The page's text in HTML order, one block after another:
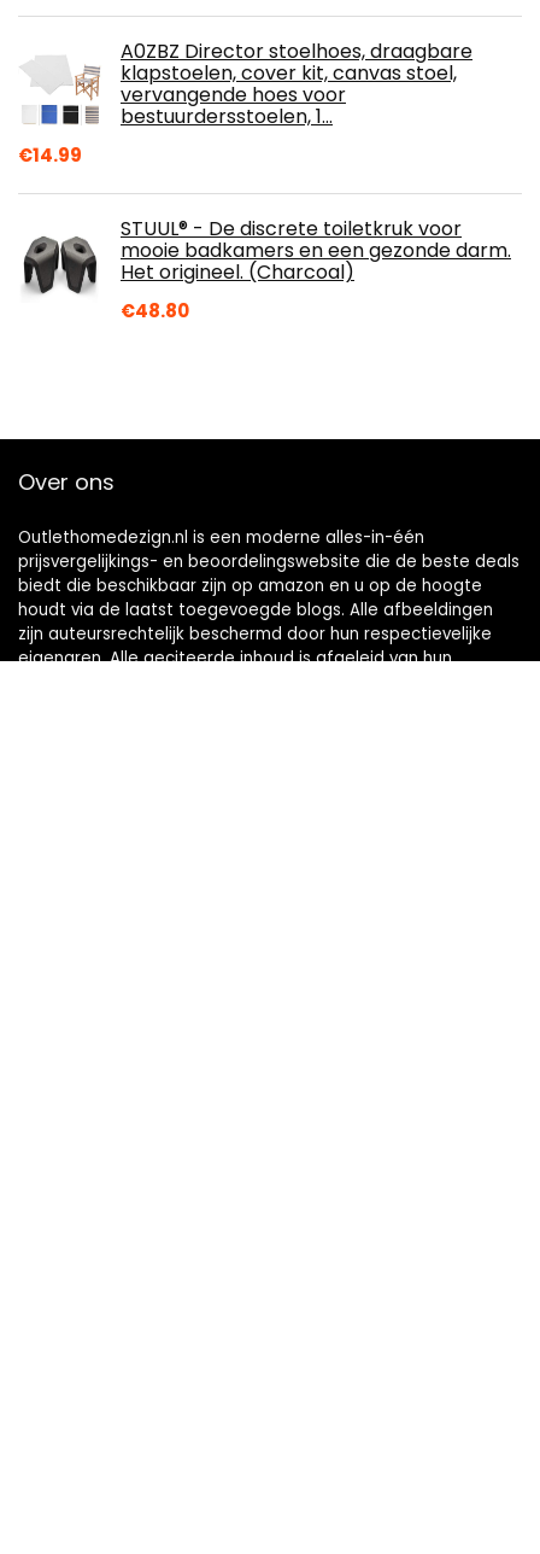
A0ZBZ Director stoelhoes, draagbare
klapstoelen, cover kit, canvas stoel,
vervangende hoes voor
bestuurdersstoelen, 1…
€14.99
STUUL® - De discrete toiletkruk voor
mooie badkamers en een gezonde darm.
Het origineel. (Charcoal)
€48.80
Over ons
Outlethomedezign.nl is een moderne alles-in-één
prijsvergelijkings- en beoordelingswebsite die de beste deals
biedt die beschikbaar zijn op amazon en u op de hoogte
houdt via de laatst toegevoegde blogs. Alle afbeeldingen
zijn auteursrechtelijk beschermd door hun respectievelijke
eigenaren. Alle geciteerde inhoud is afgeleid van hun